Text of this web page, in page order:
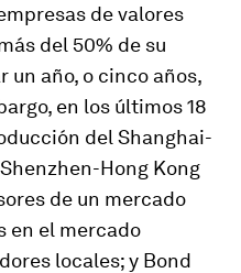
de valores
del 50% de su
un año, o cinco años,
en los últimos 18
del Shanghai-
Hong Kong
de un mercado
en el mercado
locales; y Bond